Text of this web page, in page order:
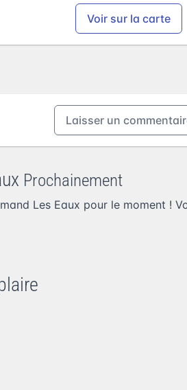
Voir sur la carte
Laisser un
Prochainement
Les Eaux pour le moment !